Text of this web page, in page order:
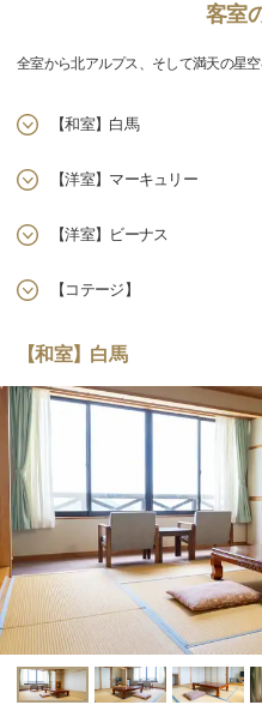
客室
全室から北アルプス、そして満天の星空
【和室】白馬
【洋室】マーキュリー
【洋室】ビーナス
【コテージ】
【和室】白馬